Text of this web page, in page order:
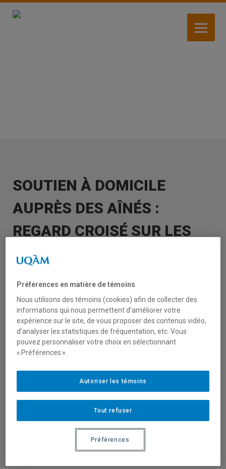
Aller
SOUTIEN À DOMICILE
AUPRÈS DES AÎNÉS :
REGARD CROISÉ SUR LES
INNOVATIONS SOCIALES,
ET LES VULNÉRABILITÉS AU
QUÉBEC ET EN FRANCE
Colloque « Soutien à domicile auprès des
Regard croisé sur les innovations
sociales, les professionnalités et les
vulnérabilités au Québec et en France »
Le 20/10/2022
(cliquez sur les images pour ouvrir le PDF)
Préférences en matière de témoins
Nous utilisons des témoins (cookies) afin de collecter des
informations qui nous permettent d’améliorer votre
expérience sur le site, de vous proposer des contenus vidéo,
d’analyser les statistiques de fréquentation, etc. Vous
pouvez personnaliser votre choix en sélectionnant
« Préférences ».
Tout refuser
Autoriser les témoins
Préférences